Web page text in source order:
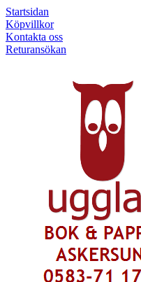
Startsidan
Köpvillkor
Kontakta oss
Returansökan